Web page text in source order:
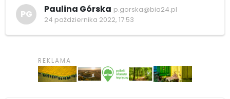
PG Paulina Górska p.gorska@bia24.pl
24 października 2022, 17:53